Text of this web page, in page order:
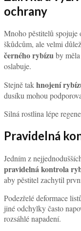
ochrany
Mnoho pěstitelů spojuje
škůdcům, ale velmi
černého rybízuby
oslabuje.
Stejně takhnojení
dusíku mohou
Silná rostlina lépe
Pravidelná
Jedním z
pravidelná kontrola
aby pěstitel zachytil
Podezřelé deformace
jiné odchylky často
rozsáhlé napadení.